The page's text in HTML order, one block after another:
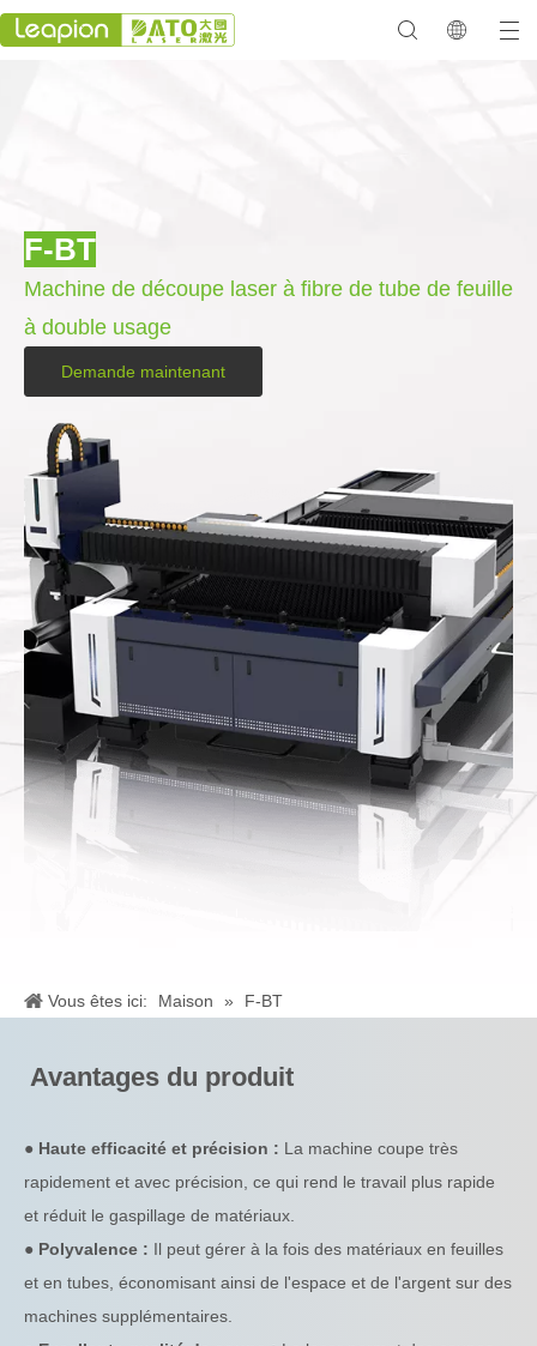
F-BT
Machine de découpe laser à fibre de tube de feuille
à double usage
Demande maintenant
Vous êtes ici: Maison » F-BT
Avantages du produit
● Haute efficacité et précision : La machine coupe très
rapidement et avec précision, ce qui rend le travail plus rapide
et réduit le gaspillage de matériaux.
● Polyvalence : Il peut gérer à la fois des matériaux en feuilles
et en tubes, économisant ainsi de l'espace et de l'argent sur des
machines supplémentaires.